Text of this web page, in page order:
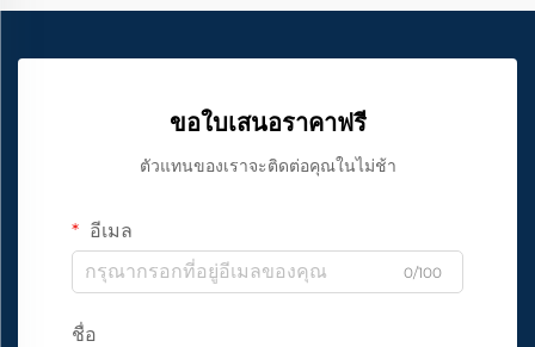
ขอใบเสนอราคาฟรี
ตัวแทนของเราจะติดต่อคุณในไม่ช้า
อีเมล
0/100
ชื่อ